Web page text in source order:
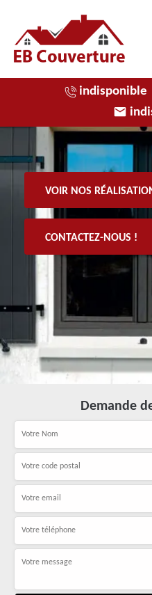
indisponible
VOIR NOS
CONTACTEZ-NOUS !
Demande